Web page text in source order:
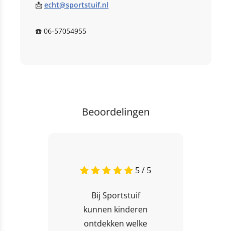
📩 echt@sportstuif.nl
☎️ 06-57054955
Beoordelingen
5 / 5
Bij Sportstuif
kunnen kinderen
ontdekken welke